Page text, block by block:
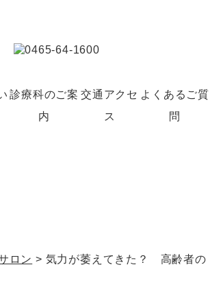
診療科のご案
内
交通アクセ
ス
よくあるご質
問
ロン > 気力が萎えてきた？ 高齢者の